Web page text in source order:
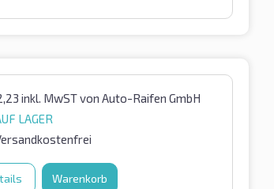
inkl. MwSTvon Auto-Raifen GmbH
LAGER
Warenkorb